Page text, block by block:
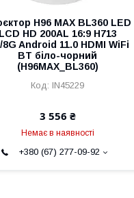
H96 MAX BL360 LED
LCD HD 200AL 16:9 H713
8G Android 11.0 HDMI WiFi
BT біло-чорний
(H96MAX_BL360)
IN45229
3 556 ₴
Немає в наявності
+380 (67) 277-09-92